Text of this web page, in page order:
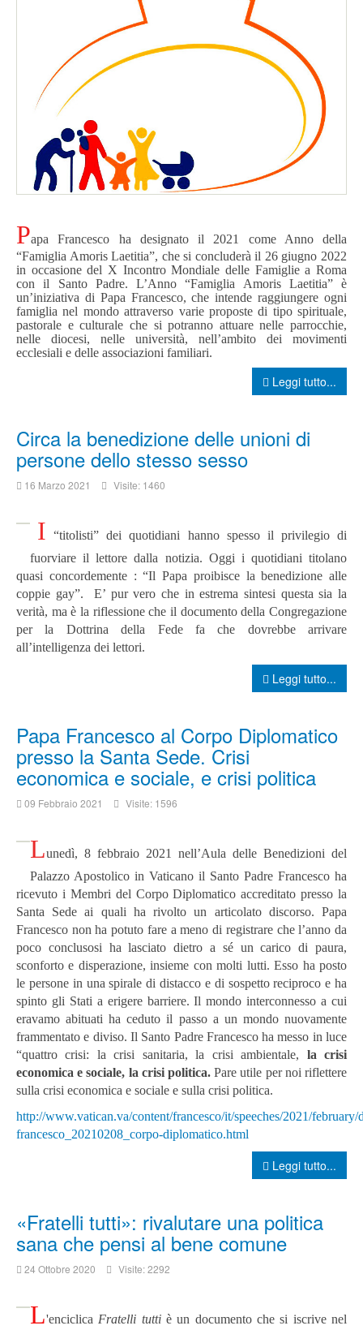
Papa Francesco ha designato il 2021 come Anno della
“Famiglia Amoris Laetitia”, che si concluderà il 26 giugno 2022
in occasione del X Incontro Mondiale delle Famiglie a Roma
con il Santo Padre. L’Anno “Famiglia Amoris Laetitia” è
un’iniziativa di Papa Francesco, che intende raggiungere ogni
famiglia nel mondo attraverso varie proposte di tipo spirituale,
pastorale e culturale che si potranno attuare nelle parrocchie,
nelle diocesi, nelle università, nell’ambito dei movimenti
ecclesiali e delle associazioni familiari.
Leggi tutto...
Circa la benedizione delle unioni di
persone dello stesso sesso
16 Marzo 2021 Visite: 1460
I “titolisti” dei quotidiani hanno spesso il privilegio di
fuorviare il lettore dalla notizia. Oggi i quotidiani titolano
quasi concordemente : “Il Papa proibisce la benedizione alle
coppie gay”. E’ pur vero che in estrema sintesi questa sia la
verità, ma è la riflessione che il documento della Congregazione
per la Dottrina della Fede fa che dovrebbe arrivare
all’intelligenza dei lettori.
Leggi tutto...
Papa Francesco al Corpo Diplomatico
presso la Santa Sede. Crisi
economica e sociale, e crisi politica
09 Febbraio 2021 Visite: 1596
Lunedì, 8 febbraio 2021 nell’Aula delle Benedizioni del
Palazzo Apostolico in Vaticano il Santo Padre Francesco ha
ricevuto i Membri del Corpo Diplomatico accreditato presso la
Santa Sede ai quali ha rivolto un articolato discorso. Papa
Francesco non ha potuto fare a meno di registrare che l’anno da
poco conclusosi ha lasciato dietro a sé un carico di paura,
sconforto e disperazione, insieme con molti lutti. Esso ha posto
le persone in una spirale di distacco e di sospetto reciproco e ha
spinto gli Stati a erigere barriere. Il mondo interconnesso a cui
eravamo abituati ha ceduto il passo a un mondo nuovamente
frammentato e diviso. Il Santo Padre Francesco ha messo in luce
“quattro crisi: la crisi sanitaria, la crisi ambientale, la crisi
economica e sociale, la crisi politica. Pare utile per noi riflettere
sulla crisi economica e sociale e sulla crisi politica.
http://www.vatican.va/content/francesco/it/speeches/2021/february/
francesco_20210208_corpo-diplomatico.html
Leggi tutto...
«Fratelli tutti»: rivalutare una politica
sana che pensi al bene comune
24 Ottobre 2020 Visite: 2292
L'enciclica Fratelli tuttiè un documento che si iscrive nel